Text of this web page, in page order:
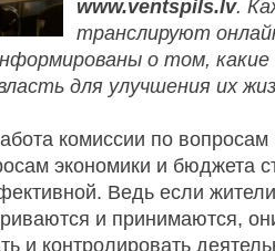
www.ventspils.lv.
транслируют
о том,
для улучшения их
комиссии по вопросам
экономики и бюджета
Ведь если жители
и принимаются,
и контролировать